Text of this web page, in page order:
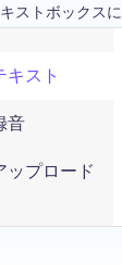
ストボックス
キスト
音
ップロード